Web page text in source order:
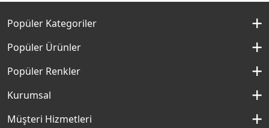
Popüler Kategoriler
İç Cephe Boyaları
İç Cephe Renkleri
Dış Cephe Renkleri
Mobilya Boyaları
Popüler Ürünler
Momento Silan
Panel Kapı Boyası
Popüler Renkler
Kırık Beyaz Rengi
Kurumsal
Hakkımızda
Müşteri Hizmetleri